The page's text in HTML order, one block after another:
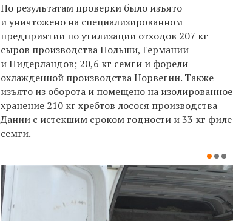
По результатам проверки было изъято
и уничтожено на специализированном
предприятии по утилизации отходов 207 кг
сыров производства Польши, Германии
и Нидерландов; 20,6 кг семги и форели
охлажденной производства Норвегии. Также
изъято из оборота и помещено на изолированное
хранение 210 кг хребтов лосося производства
Дании с истекшим сроком годности и 33 кг филе
семги.